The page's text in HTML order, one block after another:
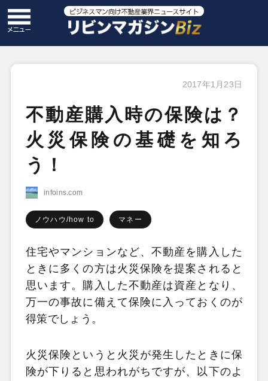
2017年1月23日
不動産購入時の保険は？
火災保険の基礎を知ろ
う！
infoins.com
ノウハウ/how to マネー
住宅やマンションなど、不動産を購入した
ときに多くの方は火災保険を提案されると
思います。購入した不動産は資産となり、
万一の事故に備えて保険に入っておくのが
得策でしょう。
火災保険というと火災が発生したときに保
険が下りると思われがちですが、以下のよ